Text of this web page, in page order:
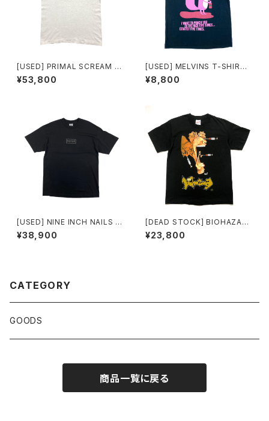
[USED] PRIMAL SCREAM T
-SHIRT TOUR 1994/95
¥53,800
[USED] MELVINS T-SHIRT
PUNCH YOU
¥8,800
[USED] NINE INCH NAILS T
-SHIRT
¥38,900
[DEAD STOCK] BIOHAZAR
D T-SHIRT WHAT MAKES U
S TICK ?
¥23,800
CATEGORY
GOODS
商品一覧に戻る